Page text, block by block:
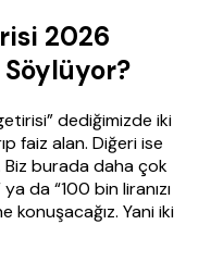
2026
Söylüyor?
dediğimizde iki
faiz alan. Diğeri ise
Biz burada daha çok
da “100 bin liranızı
konuşacağız. Yani iki